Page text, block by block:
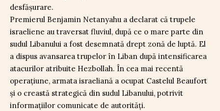
desfășurare.
Premierul Benjamin Netanyahu a declarat că trupele
israeliene au traversat fluviul, după ce o mare parte din
sudul Libanului a fost desemnată drept zonă de luptă. El
a dispus avansarea trupelor în Liban după intensificarea
atacurilor atribuite Hezbollah. În cea mai recentă
operațiune, armata israeliană a ocupat Castelul Beaufort
și o creastă strategică din sudul Libanului, potrivit
informațiilor comunicate de autorități.